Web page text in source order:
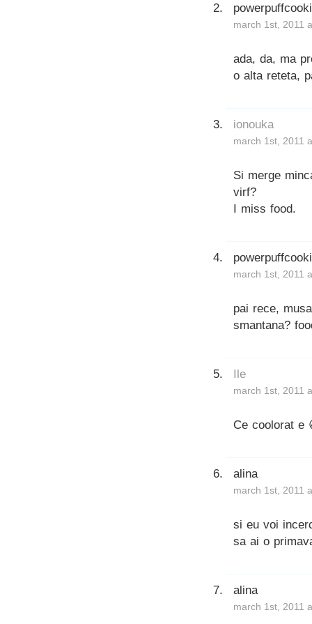
march 1st, 2011
ada, da, ma
o alta reteta,
ionouka
march 1st, 2011
Si merge
virf?
I miss food.
march 1st, 2011
pai rece,
smantana?
Ile
march 1st, 2011
Ce coolorat e
alina
march 1st, 2011
si eu voi
sa ai o
alina
march 1st, 2011